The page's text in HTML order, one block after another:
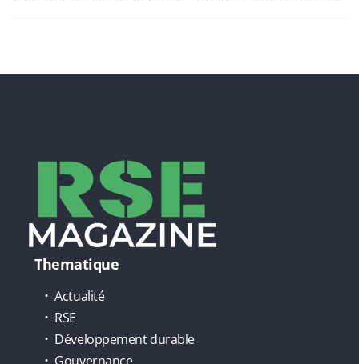
Thematique
Actualité
RSE
Développement durable